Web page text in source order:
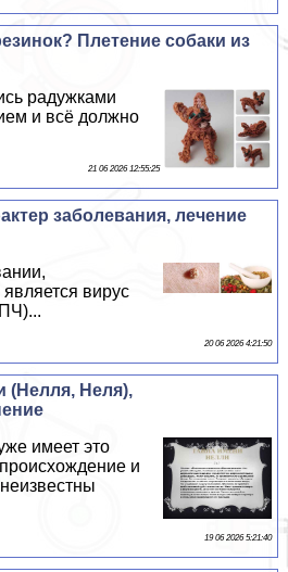
Плетение собаки из
радужками
и всё должно
21 06 2026 12:55:25
заболевания, лечение
вирус
20 06 2026 4:21:50
(Нелля, Неля),
имеет это
и
19 06 2026 5:21:40